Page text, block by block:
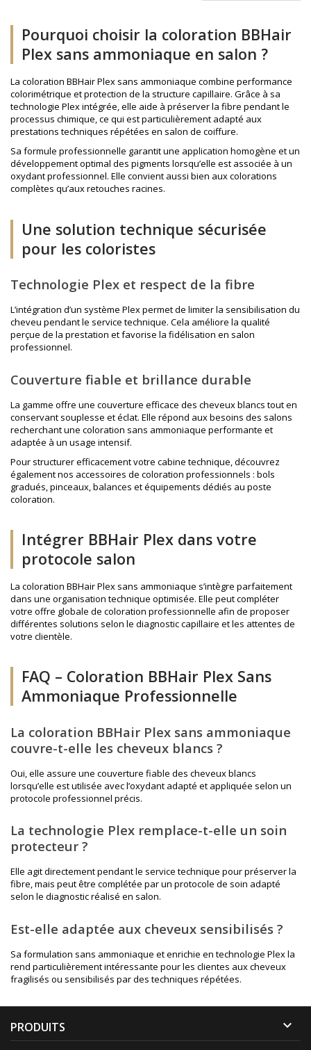
Pourquoi choisir la coloration BBHair
Plex sans ammoniaque en salon ?
La coloration BBHair Plex sans ammoniaque combine performance
colorimétrique et protection de la structure capillaire. Grâce à sa
technologie Plex intégrée, elle aide à préserver la fibre pendant le
processus chimique, ce qui est particulièrement adapté aux
prestations techniques répétées en salon de coiffure.
Sa formule professionnelle garantit une application homogène et un
développement optimal des pigments lorsqu’elle est associée à un
oxydant professionnel. Elle convient aussi bien aux colorations
complètes qu’aux retouches racines.
Une solution technique sécurisée
pour les coloristes
Technologie Plex et respect de la fibre
L’intégration d’un système Plex permet de limiter la sensibilisation du
cheveu pendant le service technique. Cela améliore la qualité
perçue de la prestation et favorise la fidélisation en salon
professionnel.
Couverture fiable et brillance durable
La gamme offre une couverture efficace des cheveux blancs tout en
conservant souplesse et éclat. Elle répond aux besoins des salons
recherchant une coloration sans ammoniaque performante et
adaptée à un usage intensif.
Pour structurer efficacement votre cabine technique, découvrez
également nos accessoires de coloration professionnels : bols
gradués, pinceaux, balances et équipements dédiés au poste
coloration.
Intégrer BBHair Plex dans votre
protocole salon
La coloration BBHair Plex sans ammoniaque s’intègre parfaitement
dans une organisation technique optimisée. Elle peut compléter
votre offre globale de coloration professionnelle afin de proposer
différentes solutions selon le diagnostic capillaire et les attentes de
votre clientèle.
FAQ – Coloration BBHair Plex Sans
Ammoniaque Professionnelle
La coloration BBHair Plex sans ammoniaque
couvre-t-elle les cheveux blancs ?
Oui, elle assure une couverture fiable des cheveux blancs
lorsqu’elle est utilisée avec l’oxydant adapté et appliquée selon un
protocole professionnel précis.
La technologie Plex remplace-t-elle un soin
protecteur ?
Elle agit directement pendant le service technique pour préserver la
fibre, mais peut être complétée par un protocole de soin adapté
selon le diagnostic réalisé en salon.
Est-elle adaptée aux cheveux sensibilisés ?
Sa formulation sans ammoniaque et enrichie en technologie Plex la
rend particulièrement intéressante pour les clientes aux cheveux
fragilisés ou sensibilisés par des techniques répétées.
PRODUITS 